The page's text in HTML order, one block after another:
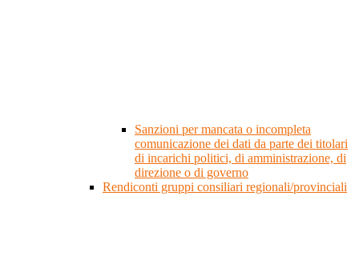
Sanzioni per mancata o incompleta
comunicazione dei dati da parte dei titolari
di incarichi politici, di amministrazione, di
direzione o di governo
Rendiconti gruppi consiliari regionali/provinciali